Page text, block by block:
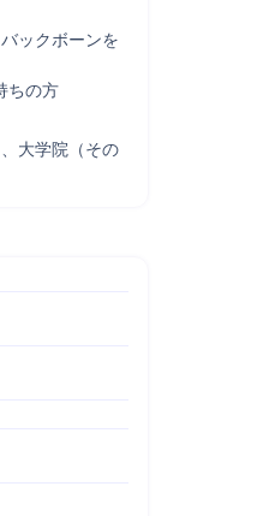
ックボーンを
ちの方
大学院（その